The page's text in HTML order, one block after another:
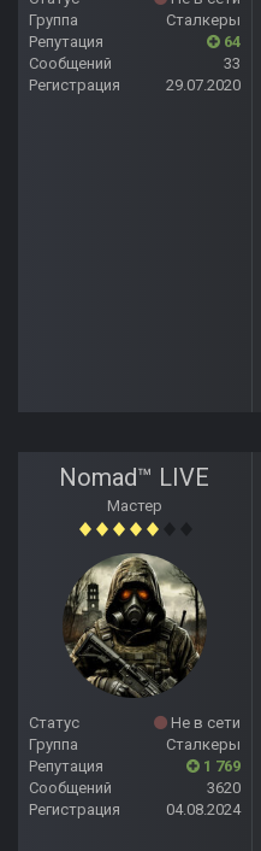
Группа
Сталкеры
Репутация
64
Сообщений
33
Регистрация
29.07.2020
Nomad™ LIVE
Мастер
Статус
Не в сети
Группа
Сталкеры
Репутация
1 769
Сообщений
3620
Регистрация
04.08.2024